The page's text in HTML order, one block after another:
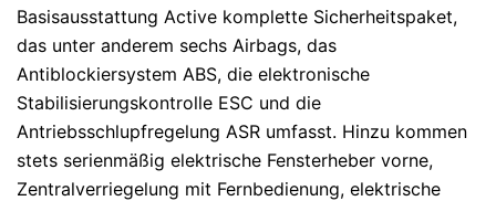
Basisausstattung Active komplette Sicherheitspaket,
das unter anderem sechs Airbags, das
Antiblockiersystem ABS, die elektronische
Stabilisierungskontrolle ESC und die
Antriebsschlupfregelung ASR umfasst. Hinzu kommen
stets serienmäßig elektrische Fensterheber vorne,
Zentralverriegelung mit Fernbedienung, elektrische